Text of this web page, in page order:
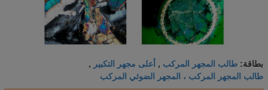
بطاقة: طالب المجهر المركب , أعلى مجهر التكبير ,
طالب المجهر المركب ، المجهر الضوئي المركب